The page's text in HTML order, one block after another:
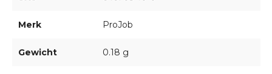
Merk ProJob
Gewicht 0.18 g